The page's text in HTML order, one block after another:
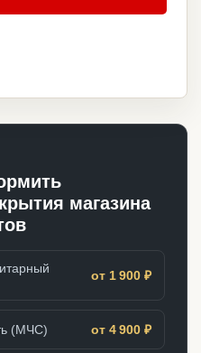
магазина
от 1 900 ₽
(МЧС) от 4 900 ₽